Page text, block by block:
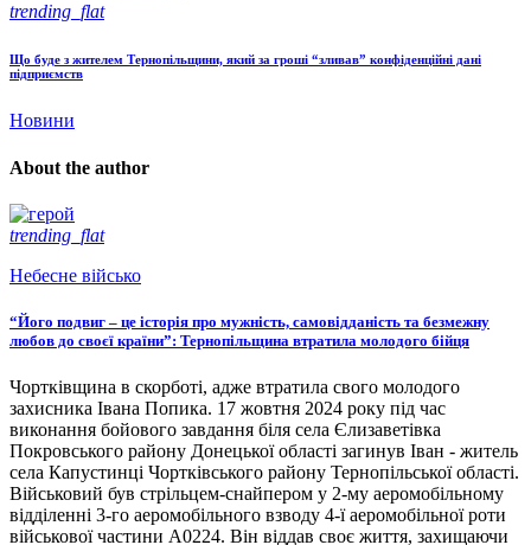
trending_flat
Що буде з жителем Тернопільщини, який за гроші “зливав” конфіденційні дані
підприємств
Новини
About the author
trending_flat
Небесне військо
“Його подвиг – це історія про мужність, самовідданість та безмежну
любов до своєї країни”: Тернопільщина втратила молодого бійця
Чортківщина в скорботі, адже втратила свого молодого
захисника Івана Попика. 17 жовтня 2024 року під час
виконання бойового завдання біля села Єлизаветівка
Покровського району Донецької області загинув Іван - житель
села Капустинці Чортківського району Тернопільської області.
Військовий був стрільцем-снайпером у 2-му аеромобільному
відділенні 3-го аеромобільного взводу 4-ї аеромобільної роти
військової частини А0224. Він віддав своє життя, захищаючи